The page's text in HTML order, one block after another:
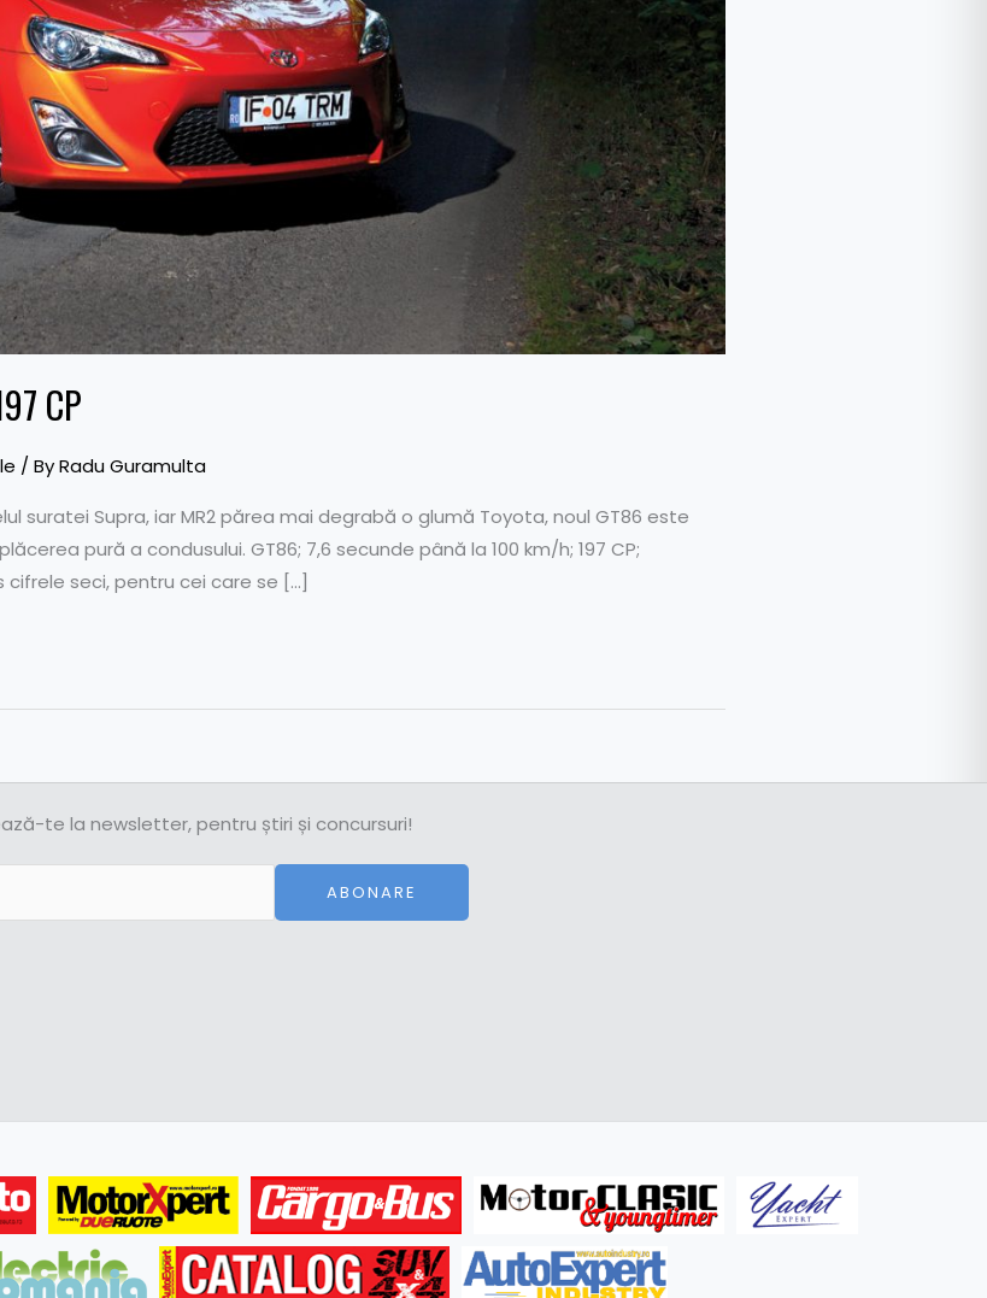
CP
/ ByRadu Guramulta
suratei Supra, iar MR2 părea mai degrabă o glumă Toyota, noul GT86 este
pură a condusului. GT86; 7,6 secunde până la 100 km/h; 197 CP;
cifrele seci, pentru cei care se […]
te la newsletter, pentru știri și concursuri!
ABONARE